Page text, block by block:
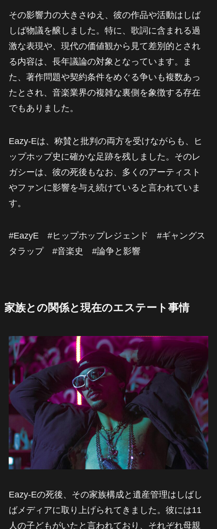
その影響力の大きさゆえ、彼の作品や活動はしば
しば物議を醸しました。特に、歌詞に含まれる過
激な表現や、現代の価値観から見て差別的とされ
る内容は、長年議論の対象となっています。ま
た、著作問題や契約条件をめぐる争いも複数あっ
たとされ、音楽業界の複雑な裏側を象徴する存在
でもありました。
Eazy-Eは、称賛と批判の両方を受けながらも、ヒ
ップホップ史に確かな足跡を残しました。そのレ
ガシーは、彼の死後もなお、多くのアーティスト
やファンに影響を与え続けていると言われていま
す。
#EazyE #ヒップホップレジェンド #ギャングス
タラップ #音楽史 #論争と影響
家族との関係と現在のエステート事情
Eazy-Eの死後、その家族構成と遺産管理はしばし
ばメディアに取り上げられてきました。彼には11
人の子どもがいたと言われており、それぞれ母親